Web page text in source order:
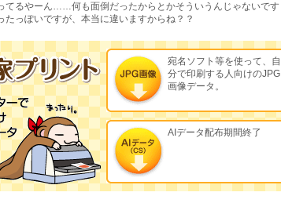
てるやーん……何も面倒だったからとかそういうんじゃないです
たっぽいですが、本当に違いますからね？？
宛名ソフト等を使って、自
分で印刷する人向けのJPG
画像データ。
AIデータ配布期間終了